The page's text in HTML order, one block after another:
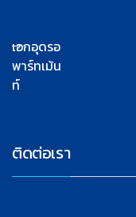
เอกอุดรอ
พาร์ทเม้น
ท์
ติดต่อเรา